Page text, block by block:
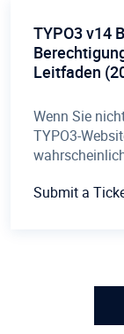
TYPO3 v14
Leitfaden
Wenn Sie
TYPO3-
Submit a